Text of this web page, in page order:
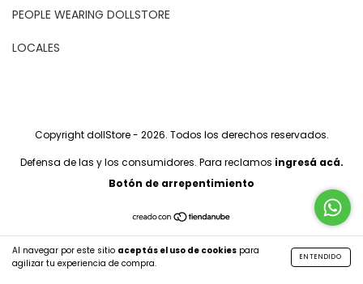
Al navegar por este sitio aceptás el uso de cookies para
agilizar tu experiencia de compra.
ENTENDIDO
PEOPLE WEARING DOLLSTORE
LOCALES
Copyright dollStore - 2026. Todos los derechos reservados.
Defensa de las y los consumidores. Para reclamos ingresá acá.
Botón de arrepentimiento